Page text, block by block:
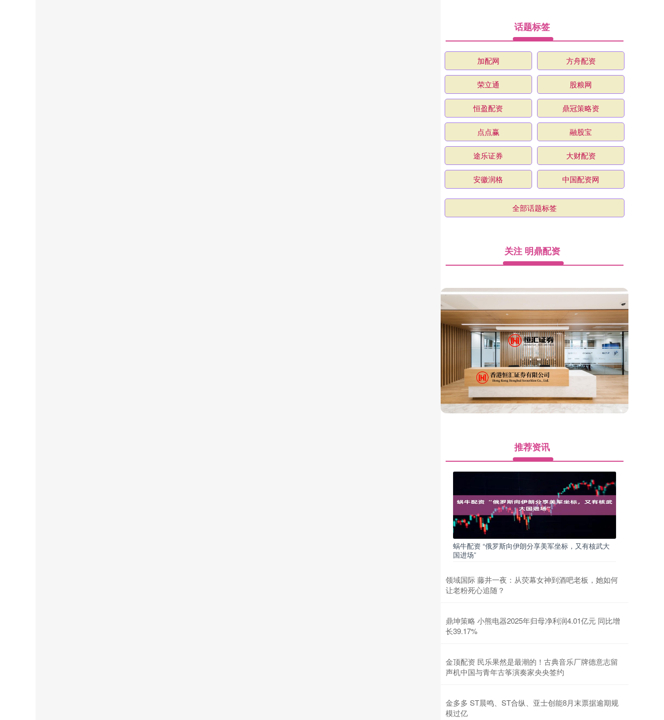
话题标签
加配网 方舟配资
荣立通 股粮网
恒盈配资 鼎冠策略资
点点赢 融股宝
途乐证券 大财配资
安徽润格 中国配资网
全部话题标签
关注 明鼎配资
推荐资讯
蜗牛配资 “俄罗斯向伊朗分享美军坐标，又有核武大
国进场”
领域国际 藤井一夜：从荧幕女神到酒吧老板，她如何
让老粉死心追随？
鼎坤策略 小熊电器2025年归母净利润4.01亿元 同比增
长39.17%
金顶配资 民乐果然是最潮的！古典音乐厂牌德意志留
声机中国与青年古筝演奏家央央签约
金多多 ST晨鸣、ST合纵、亚士创能8月末票据逾期规
模过亿